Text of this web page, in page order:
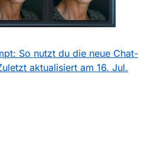
So nutzt du die neue Chat-
aktualisiert am 16. Jul.